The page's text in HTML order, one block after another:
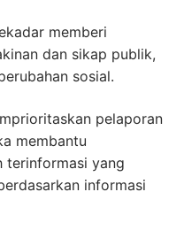
memberi
dan sikap publik,
sosial.
pelaporan
membantu
terinformasi yang
informasi